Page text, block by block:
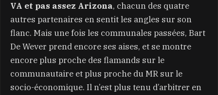
VA et pas assez Arizona, chacun des quatre
autres partenaires en sentit les angles sur son
flanc. Mais une fois les communales passées, Bart
De Wever prend encore ses aises, et se montre
encore plus proche des flamands sur le
communautaire et plus proche du MR sur le
socio-économique. Il n’est plus tenu d’arbitrer en